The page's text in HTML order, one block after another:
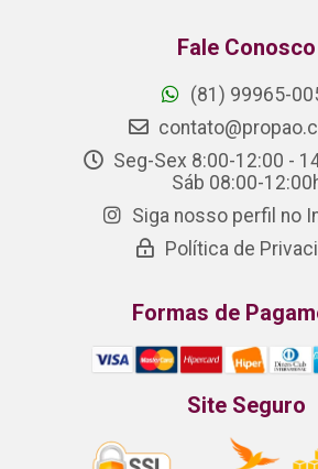
Fale Conosco
(81) 99965-
Seg-Sex 8:00-12:00 -
Sáb 08:00-
Siga nosso perfil no
Política de
Formas de
Site Seguro